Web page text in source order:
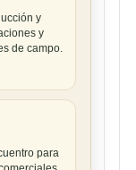
y
y
de campo.
para